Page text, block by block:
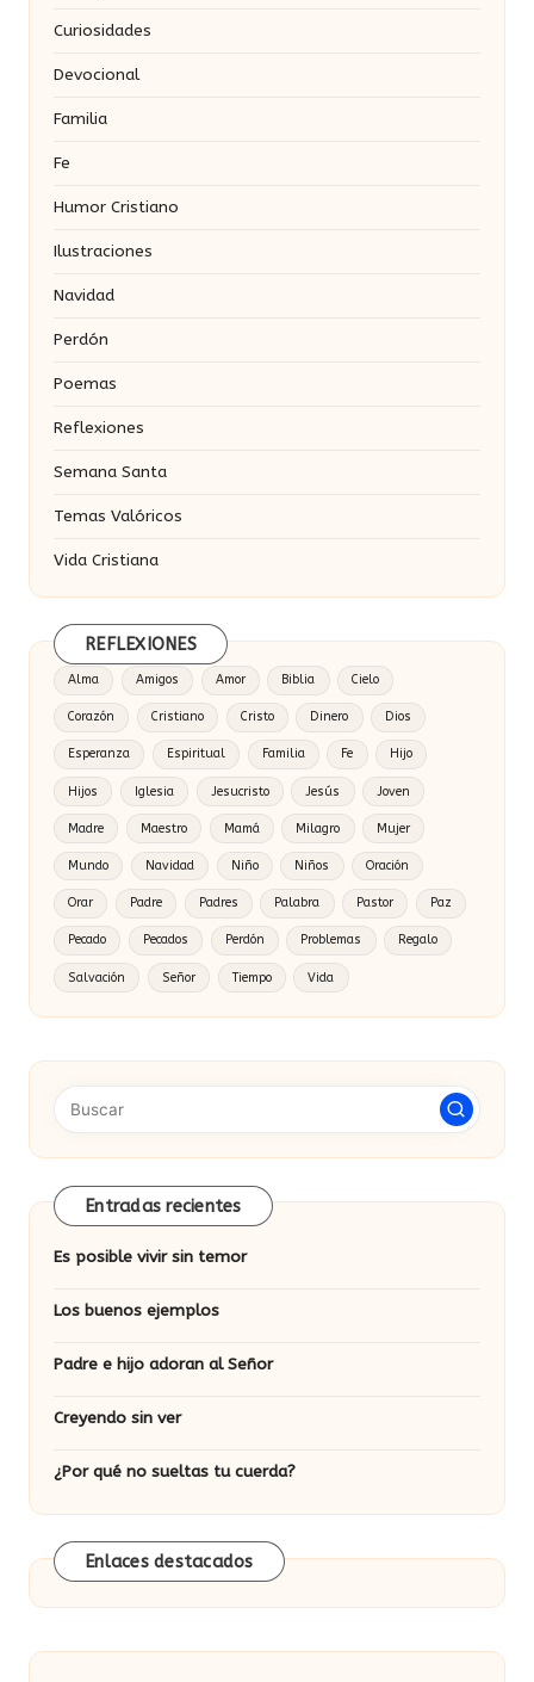
Curiosidades
Devocional
Familia
Fe
Humor Cristiano
Ilustraciones
Navidad
Perdón
Poemas
Reflexiones
Semana Santa
Temas Valóricos
Vida Cristiana
REFLEXIONES
Alma Amigos Amor Biblia Cielo
Corazón Cristiano Cristo Dinero Dios
Esperanza Espiritual Familia Fe Hijo
Hijos Iglesia Jesucristo Jesús Joven
Madre Maestro Mamá Milagro Mujer
Mundo Navidad Niño Niños Oración
Orar Padre Padres Palabra Pastor Paz
Pecado Pecados Perdón Problemas Regalo
Salvación Señor Tiempo Vida
Entradas recientes
Es posible vivir sin temor
Los buenos ejemplos
Padre e hijo adoran al Señor
Creyendo sin ver
¿Por qué no sueltas tu cuerda?
Enlaces destacados